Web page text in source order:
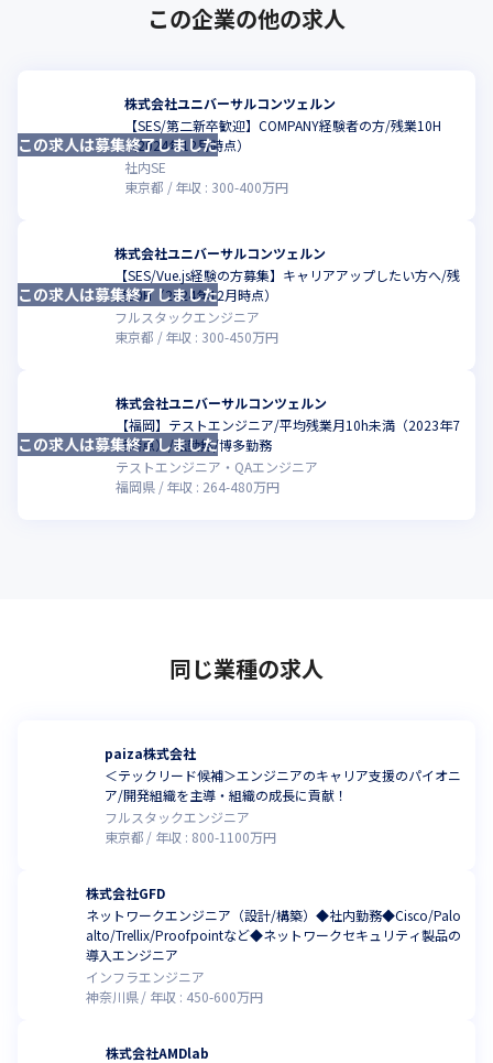
この企業の他の求人
株式会社ユニバーサルコンツェルン
【SES/第二新卒歓迎】COMPANY経験者の方/残業10H
（2024年12月時点）
社内SE
東京都
年収 : 300-400万円
この求人は募集終了しました
株式会社ユニバーサルコンツェルン
【SES/Vue.js経験の方募集】キャリアアップしたい方へ/残
業10H（2024年12月時点）
フルスタックエンジニア
東京都
年収 : 300-450万円
この求人は募集終了しました
株式会社ユニバーサルコンツェルン
【福岡】テストエンジニア/平均残業月10h未満（2023年7
月時点）/転勤無/博多勤務
テストエンジニア・QAエンジニア
福岡県
年収 : 264-480万円
この求人は募集終了しました
同じ業種の求人
paiza株式会社
＜テックリード候補＞エンジニアのキャリア支援のパイオニ
ア/開発組織を主導・組織の成長に貢献！
フルスタックエンジニア
東京都
年収 : 800-1100万円
株式会社GFD
ネットワークエンジニア（設計/構築）◆社内勤務◆Cisco/Palo
alto/Trellix/Proofpointなど◆ネットワークセキュリティ製品の
導入エンジニア
インフラエンジニア
神奈川県
年収 : 450-600万円
株式会社AMDlab